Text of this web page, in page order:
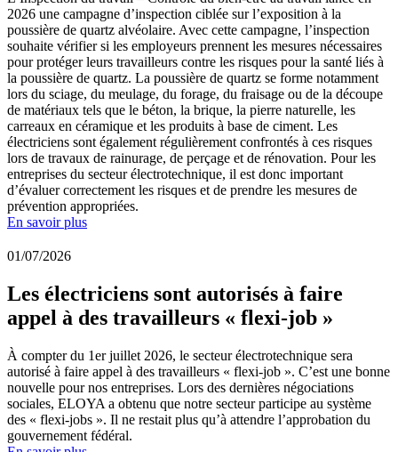
2026 une campagne d’inspection ciblée sur l’exposition à la
poussière de quartz alvéolaire. Avec cette campagne, l’inspection
souhaite vérifier si les employeurs prennent les mesures nécessaires
pour protéger leurs travailleurs contre les risques pour la santé liés à
la poussière de quartz. La poussière de quartz se forme notamment
lors du sciage, du meulage, du forage, du fraisage ou de la découpe
de matériaux tels que le béton, la brique, la pierre naturelle, les
carreaux en céramique et les produits à base de ciment. Les
électriciens sont également régulièrement confrontés à ces risques
lors de travaux de rainurage, de perçage et de rénovation. Pour les
entreprises du secteur électrotechnique, il est donc important
d’évaluer correctement les risques et de prendre les mesures de
prévention appropriées.
En savoir plus
01/07/2026
Les électriciens sont autorisés à faire
appel à des travailleurs « flexi-job »
À compter du 1er juillet 2026, le secteur électrotechnique sera
autorisé à faire appel à des travailleurs « flexi-job ». C’est une bonne
nouvelle pour nos entreprises. Lors des dernières négociations
sociales, ELOYA a obtenu que notre secteur participe au système
des « flexi-jobs ». Il ne restait plus qu’à attendre l’approbation du
gouvernement fédéral.